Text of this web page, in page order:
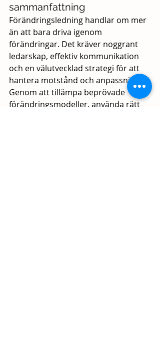
sammanfattning
Förändringsledning handlar om mer
än att bara driva igenom
förändringar. Det kräver noggrant
ledarskap, effektiv kommunikation
och en välutvecklad strategi för att
hantera motstånd och anpassning.
Genom att tillämpa beprövade
förändringsmodeller, använda rätt